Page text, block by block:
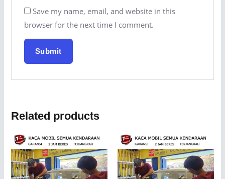
Save my name, email, and website in this
browser for the next time I comment.
Related products